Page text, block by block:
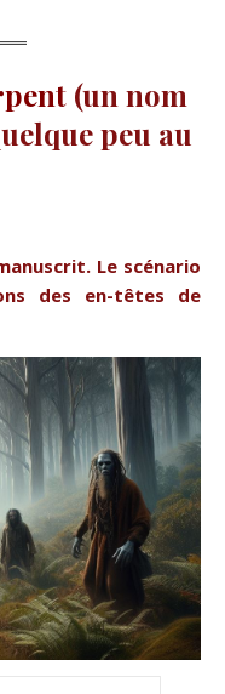
(un nom
peu au
Le scénario
des en-têtes de